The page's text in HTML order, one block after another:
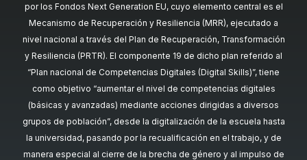
por los Fondos Next Generation EU, cuyo elemento central es el
Mecanismo de Recuperación y Resiliencia (MRR), ejecutado a
nivel nacional a través del Plan de Recuperación, Transformación
y Resiliencia (PRTR). El componente 19 de dicho plan referido al
“Plan nacional de Competencias Digitales (Digital Skills)”, tiene
como objetivo “aumentar el nivel de competencias digitales
(básicas y avanzadas) mediante acciones dirigidas a diversos
grupos de población”, desde la digitalización de la escuela hasta
la universidad, pasando por la recualificación en el trabajo, y de
manera especial al cierre de la brecha de género y al impulso de